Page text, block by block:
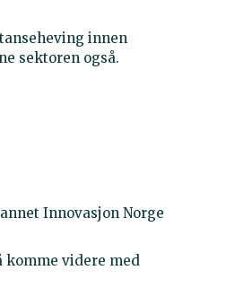
innen
sektoren også.
Innovasjon Norge
komme videre med